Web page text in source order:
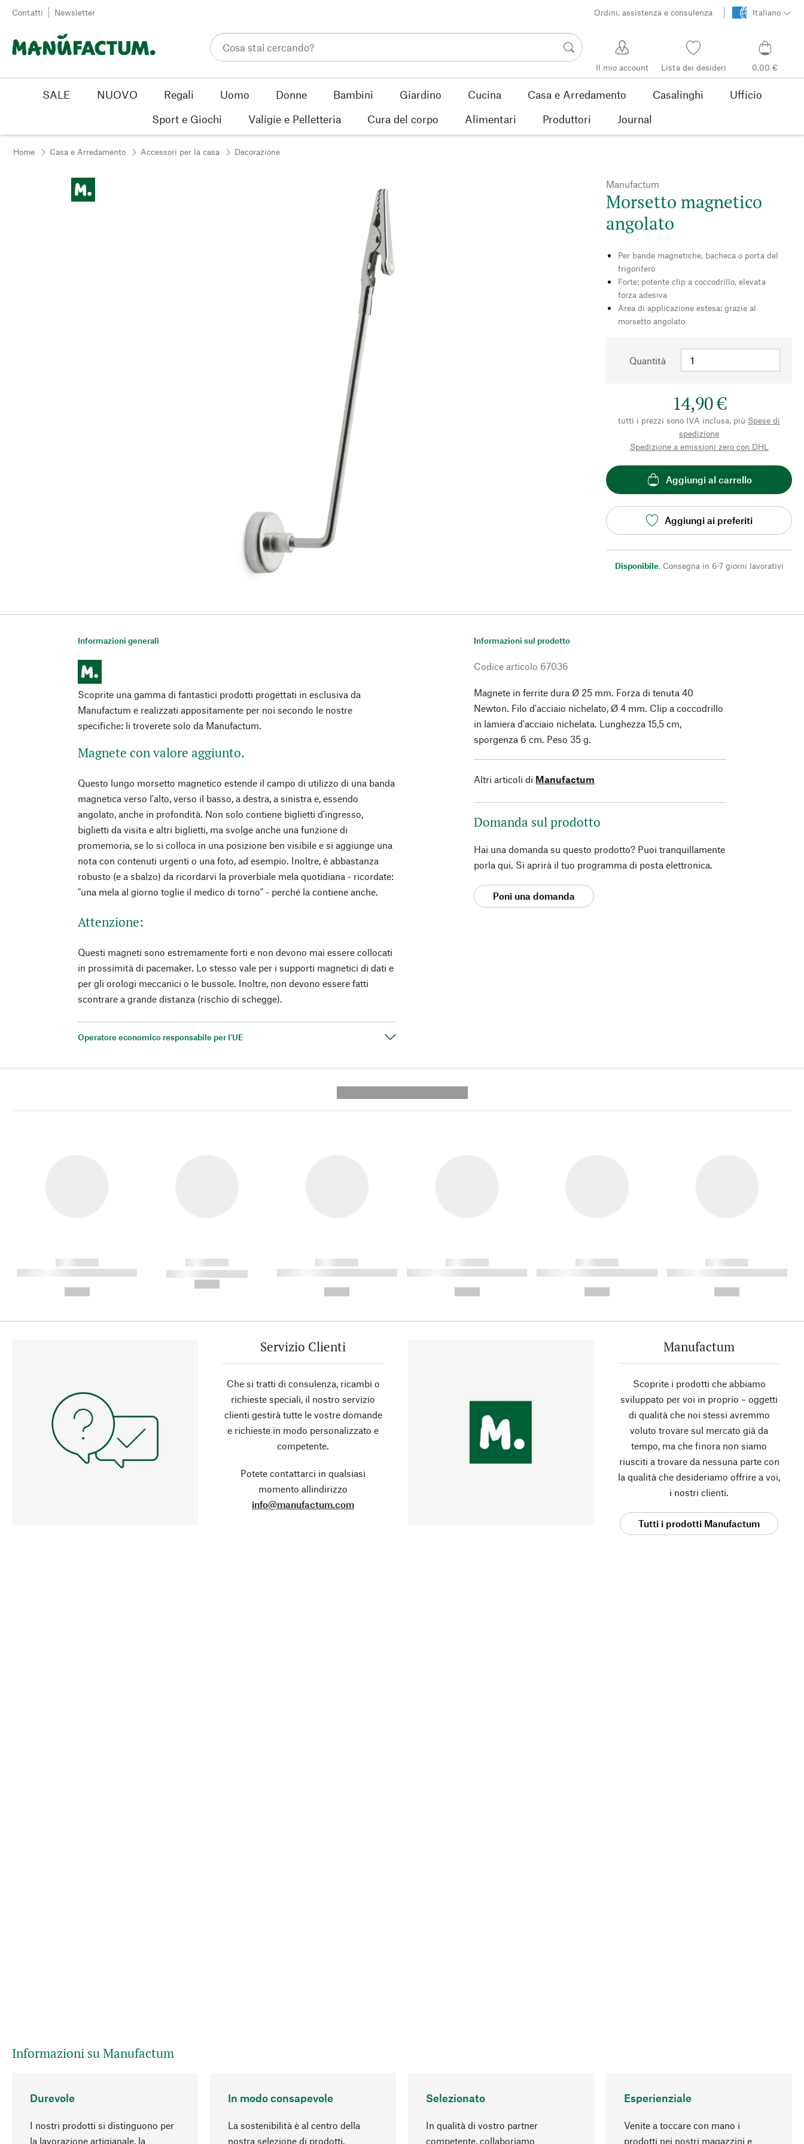
Vai al contenuto
Contatti Newsletter Ordini, assistenza e consulenza Italiano
Il mio account Lista dei desideri 0,00 €
SALE NUOVO Regali Uomo Donne Bambini Giardino Cucina Casa e Arredamento Casalinghi
Ufficio
Sport e Giochi
Valigie e Pelletteria Cura del corpo Alimentari Produttori Journal
Home Casa e Arredamento Accessori per la casa Decorazione
Manufactum
Morsetto magnetico
angolato
Per bande magnetiche, bacheca o porta del
frigorifero
Forte: potente clip a coccodrillo, elevata
forza adesiva
Area di applicazione estesa: grazie al
morsetto angolato
Quantità
14,90 €
tutti i prezzi sono IVA inclusa, più Spese di
spedizione
Spedizione a emissioni zero con DHL
Aggiungi al carrello
Aggiungi ai preferiti
Disponibile, Consegna in 6-7 giorni lavorativi
Informazioni generali
Scoprite una gamma di fantastici prodotti progettati in esclusiva da
Manufactum e realizzati appositamente per noi secondo le nostre
specifiche: li troverete solo da Manufactum.
Magnete con valore aggiunto.
Questo lungo morsetto magnetico estende il campo di utilizzo di una banda
magnetica verso l'alto, verso il basso, a destra, a sinistra e, essendo
angolato, anche in profondità. Non solo contiene biglietti d'ingresso,
biglietti da visita e altri biglietti, ma svolge anche una funzione di
promemoria, se lo si colloca in una posizione ben visibile e si aggiunge una
nota con contenuti urgenti o una foto, ad esempio. Inoltre, è abbastanza
robusto (e a sbalzo) da ricordarvi la proverbiale mela quotidiana - ricordate:
"una mela al giorno toglie il medico di torno" - perché la contiene anche.
Attenzione:
Questi magneti sono estremamente forti e non devono mai essere collocati
in prossimità di pacemaker. Lo stesso vale per i supporti magnetici di dati e
per gli orologi meccanici o le bussole. Inoltre, non devono essere fatti
scontrare a grande distanza (rischio di schegge).
Operatore economico responsabile per l'UE
Informazioni sul prodotto
Codice articolo 67036
Magnete in ferrite dura Ø 25 mm. Forza di tenuta 40
Newton. Filo d'acciaio nichelato, Ø 4 mm. Clip a coccodrillo
in lamiera d'acciaio nichelata. Lunghezza 15,5 cm,
sporgenza 6 cm. Peso 35 g.
Altri articoli di Manufactum
Domanda sul prodotto
Hai una domanda su questo prodotto? Puoi tranquillamente
porla qui. Si aprirà il tuo programma di posta elettronica.
Poni una domanda
------------
----------- ----------- ----------
------------
----------- -----------
------------
----------- ----------- ----------
------------
----------- ----------- ----------
------------
----------- ----------- ----------
------------
----------- ----------- ----------
Servizio Clienti
Che si tratti di consulenza, ricambi o
richieste speciali, il nostro servizio
clienti gestirà tutte le vostre domande
e richieste in modo personalizzato e
competente.
Potete contattarci in qualsiasi
momento allindirizzo
info@manufactum.com
Manufactum
Scoprite i prodotti che abbiamo
sviluppato per voi in proprio – oggetti
di qualità che noi stessi avremmo
voluto trovare sul mercato già da
tempo, ma che finora non siamo
riusciti a trovare da nessuna parte con
la qualità che desideriamo offrire a voi,
i nostri clienti.
Tutti i prodotti Manufactum
Informazioni su Manufactum
Durevole
I nostri prodotti si distinguono per
la lavorazione artigianale, la
In modo consapevole
La sostenibilità è al centro della
nostra selezione di prodotti.
Selezionato
In qualità di vostro partner
competente, collaboriamo
Esperienziale
Venite a toccare con mano i
prodotti nei nostri magazzini e